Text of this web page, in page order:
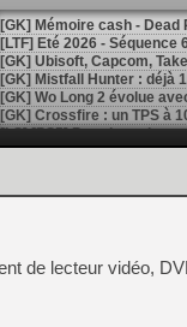
[LTF] Eté 2026 - Séquence
[GK] Mistfall Hunter : déjà
[GK] Wo Long 2 évolue
[GK] Crossfire : un TPS à
[LS] [PS5] Premiers
[Mo5] DOOM arrive en
[GK] Bethesda fête les 30
[GK] Roblox : l'action en
de lecteur vidéo,